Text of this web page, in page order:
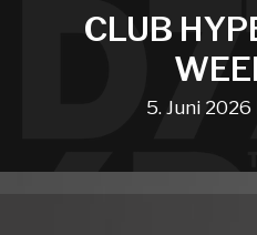
CLUB
5. Juni 2026